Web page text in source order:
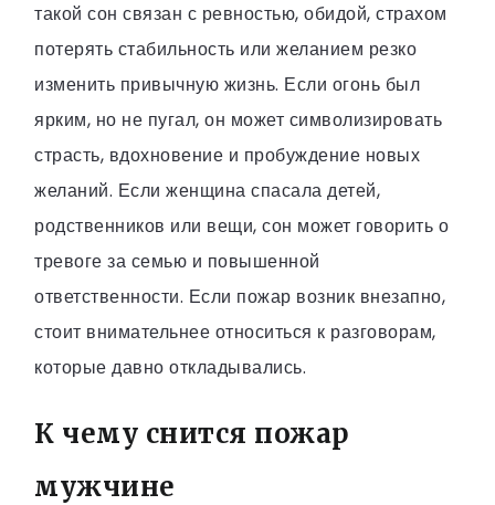
такой сон связан с ревностью, обидой, страхом
потерять стабильность или желанием резко
изменить привычную жизнь. Если огонь был
ярким, но не пугал, он может символизировать
страсть, вдохновение и пробуждение новых
желаний. Если женщина спасала детей,
родственников или вещи, сон может говорить о
тревоге за семью и повышенной
ответственности. Если пожар возник внезапно,
стоит внимательнее относиться к разговорам,
которые давно откладывались.
К чему снится пожар
мужчине